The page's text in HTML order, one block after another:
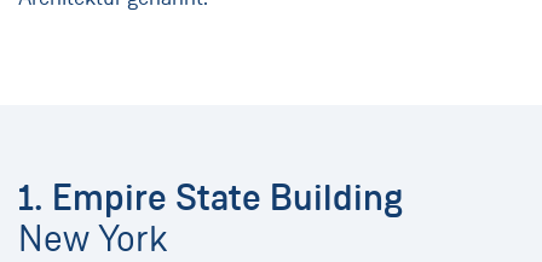
1. Empire State Building
New York